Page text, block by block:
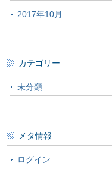
2017年10月
カテゴリー
未分類
メタ情報
ログイン